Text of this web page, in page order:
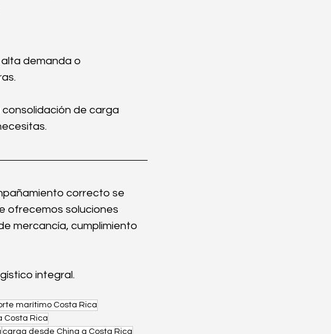
demanda o
de carga
correcto se
ofrecemos soluciones
mercancía, cumplimiento
integral.
marítimo Costa Rica
Costa Rica
carga desde China a Costa Rica